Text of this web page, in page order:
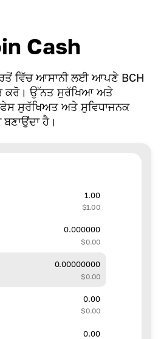
Cash
ਵਿੱਚ ਆਸਾਨੀ ਲਈ ਆਪਣੇ BCH
ਕਰੋ। ਉੱਨਤ ਸੁਰੱਖਿਆ ਅਤੇ
ਸੁਰੱਖਿਅਤ ਅਤੇ ਸੁਵਿਧਾਜਨਕ
ਹੈ।
1.00
$1.00
0.000000
$0.00
0.00000000
$0.00
0.00
$0.00
0.00